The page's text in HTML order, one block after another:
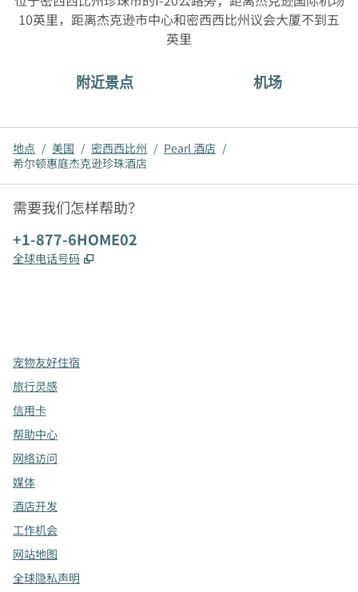
10英里，距离杰克逊市中心和密西西比州议会大厦不到五
英里
附近景点 机场
地点 / 美国 / 密西西比州 / Pearl 酒店 /
希尔顿惠庭杰克逊珍珠酒店
需要我们怎样帮助？
电话:
+1-877-6HOME02
全球电话号码 ,
宠物友好住宿
旅行灵感
信用卡
帮助中心
网络访问
媒体
酒店开发
工作机会
网站地图
全球隐私声明